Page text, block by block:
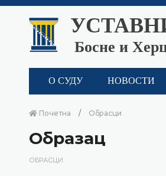
Босне и
О СУДУ НОВОСТИ
Почетна Обрасци
Образац
ОБРАСЦИ